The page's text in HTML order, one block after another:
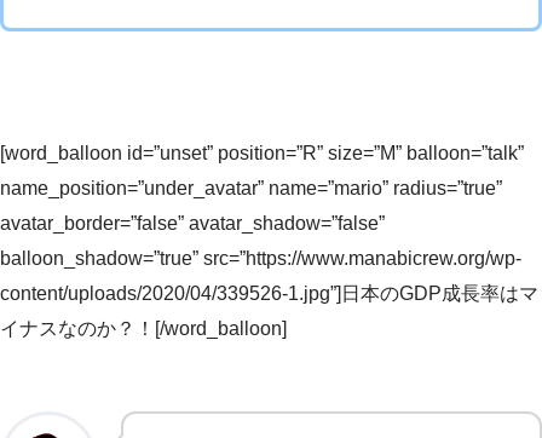
[word_balloon id=”unset” position=”R” size=”M” balloon=”talk”
name_position=”under_avatar” name=”mario” radius=”true”
avatar_border=”false” avatar_shadow=”false”
balloon_shadow=”true” src=”https://www.manabicrew.org/wp-
content/uploads/2020/04/339526-1.jpg”]日本のGDP成長率はマ
イナスなのか？！[/word_balloon]